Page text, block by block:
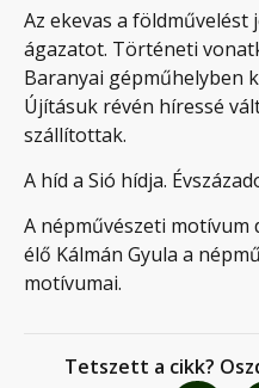
Az ekevas a földművelést
ágazatot. Történeti
Baranyai gépműhelyben
Újításuk révén híressé
szállítottak.
A híd a Sió hídja.
A népművészeti motívum
élő Kálmán Gyula a
motívumai.
Tetszett a cikk?